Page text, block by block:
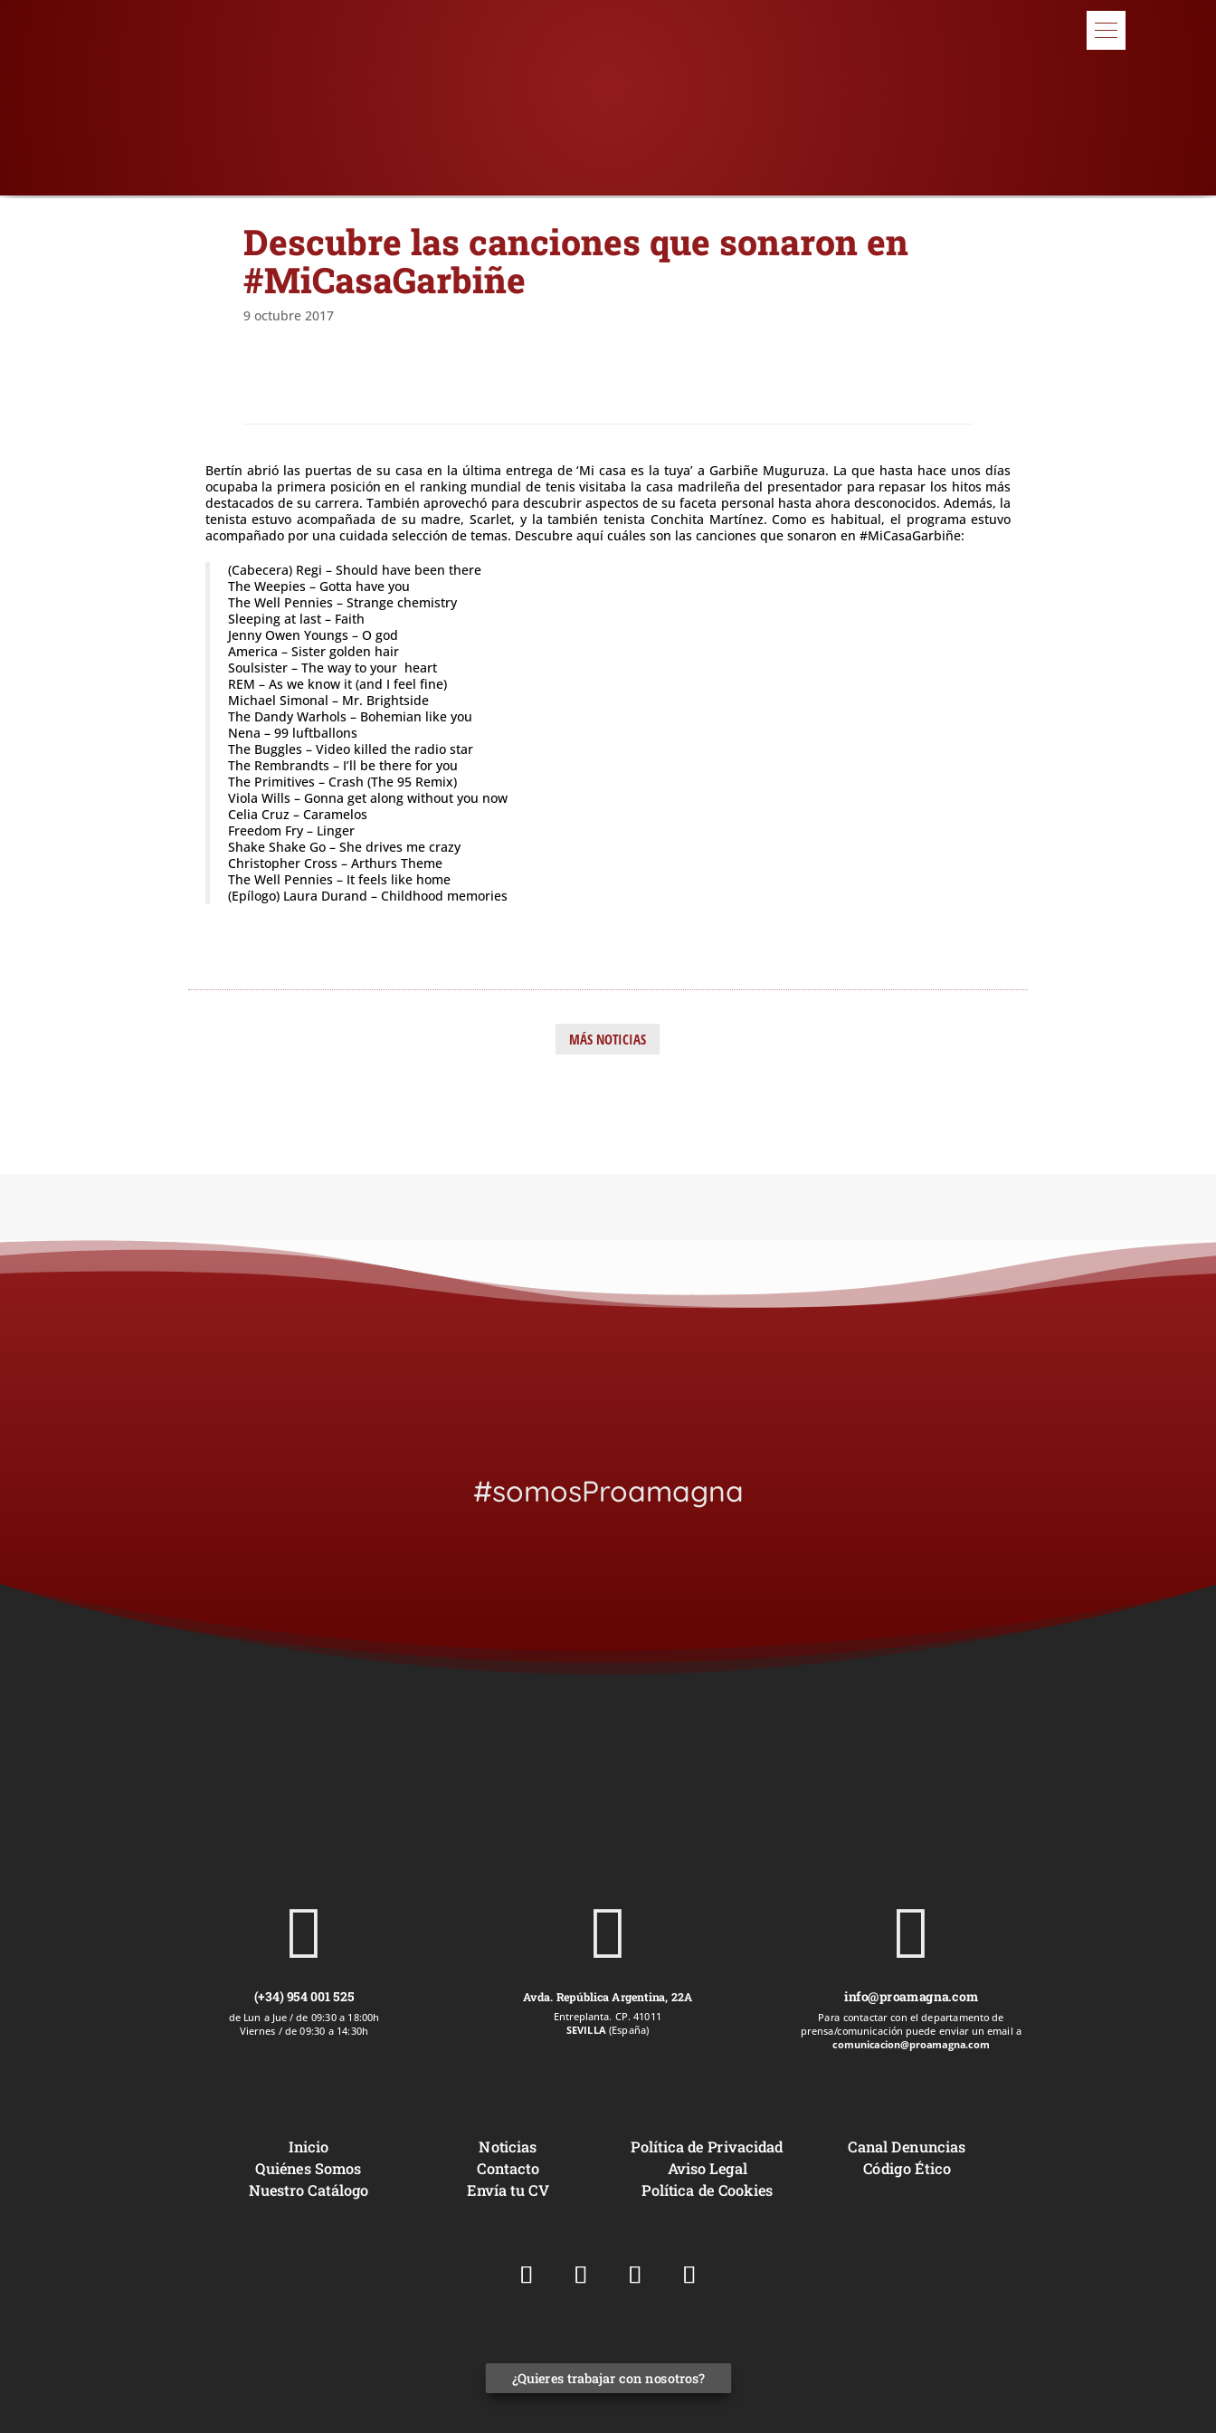
Descubre las canciones que sonaron en
#MiCasaGarbiñe
9 octubre 2017
Bertín abrió las puertas de su casa en la última entrega de ‘Mi casa es la tuya’ a Garbiñe Muguruza. La que hasta hace unos días
ocupaba la primera posición en el ranking mundial de tenis visitaba la casa madrileña del presentador para repasar los hitos más
destacados de su carrera. También aprovechó para descubrir aspectos de su faceta personal hasta ahora desconocidos. Además, la
tenista estuvo acompañada de su madre, Scarlet, y la también tenista Conchita Martínez. Como es habitual, el programa estuvo
acompañado por una cuidada selección de temas. Descubre aquí cuáles son las canciones que sonaron en #MiCasaGarbiñe:
(Cabecera) Regi – Should have been there
The Weepies – Gotta have you
The Well Pennies – Strange chemistry
Sleeping at last – Faith
Jenny Owen Youngs – O god
America – Sister golden hair
Soulsister – The way to your heart
REM – As we know it (and I feel fine)
Michael Simonal – Mr. Brightside
The Dandy Warhols – Bohemian like you
Nena – 99 luftballons
The Buggles – Video killed the radio star
The Rembrandts – I’ll be there for you
The Primitives – Crash (The 95 Remix)
Viola Wills – Gonna get along without you now
Celia Cruz – Caramelos
Freedom Fry – Linger
Shake Shake Go – She drives me crazy
Christopher Cross – Arthurs Theme
The Well Pennies – It feels like home
(Epílogo) Laura Durand – Childhood memories
MÁS NOTICIAS
#somosProamagna

(+34) 954 001 525
de Lun a Jue / de 09:30 a 18:00h
Viernes / de 09:30 a 14:30h

Avda. República Argentina, 22A
Entreplanta. CP. 41011
SEVILLA (España)

info@proamagna.com
Para contactar con el departamento de
prensa/comunicación puede enviar un email a
comunicacion@proamagna.com
Inicio
Quiénes Somos
Nuestro Catálogo
Noticias
Contacto
Envía tu CV
Política de Privacidad
Aviso Legal
Política de Cookies
Canal Denuncias
Código Ético
¿Quieres trabajar con nosotros?